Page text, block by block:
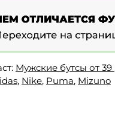
Мужские бутсы от
, Nike, Puma, Mizuno